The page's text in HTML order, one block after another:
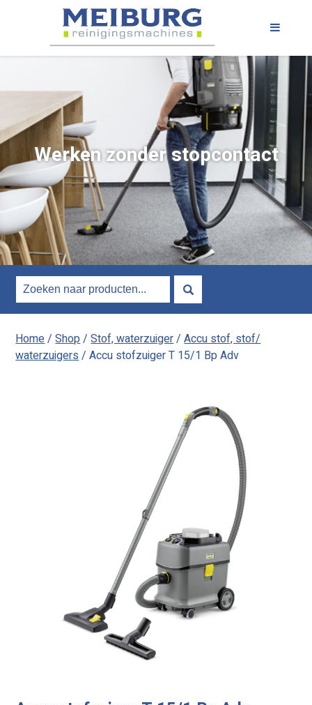
Werken zonder stopcontact
Home/Shop/Stof, waterzuiger/Accu stof, stof/
waterzuigers/ Accu stofzuiger T 15/1 Bp Adv